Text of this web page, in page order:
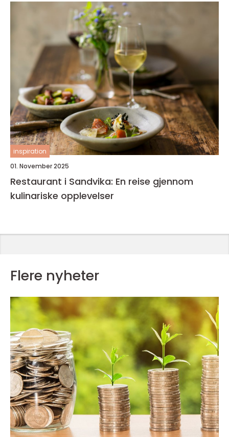
inspiration
01. November 2025
Restaurant i Sandvika: En reise gjennom
kulinariske opplevelser
Flere nyheter